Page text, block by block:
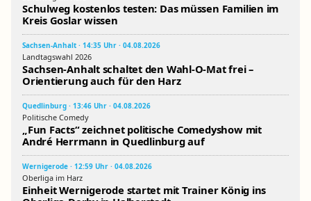
Schulweg kostenlos testen: Das müssen Familien im
Kreis Goslar wissen
Sachsen-Anhalt · 14:35 Uhr · 04.08.2026
Landtagswahl 2026
Sachsen-Anhalt schaltet den Wahl-O-Mat frei –
Orientierung auch für den Harz
Quedlinburg · 13:46 Uhr · 04.08.2026
Politische Comedy
„Fun Facts“ zeichnet politische Comedyshow mit
André Herrmann in Quedlinburg auf
Wernigerode · 12:59 Uhr · 04.08.2026
Oberliga im Harz
Einheit Wernigerode startet mit Trainer König ins